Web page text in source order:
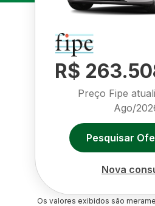
R$
Preço Fipe
Ago/
Pesquisar
Nova
Os valores exibidos são